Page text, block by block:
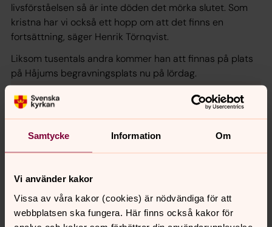
Samtycke Information Om
Vi använder kakor
Vissa av våra kakor (cookies) är nödvändiga för att
webbplatsen ska fungera. Här finns också kakor för
livsförståelsen så är inte döden det mörka slutet. Som
kristna har vi också ett hopp om att det finns en
fortsättning, säger Henrik Törnqvist.
Liksom tusentals andra kommer han att finnas på plats
på Håjums begravningsplats nu på lördag.
För att se innehållet behöver du acceptera kakor
för inställningar.
Se videon på Streamio i stället.
Ändra inställningar
– Jag vet inte om det finns någon plats i Trollhättan som